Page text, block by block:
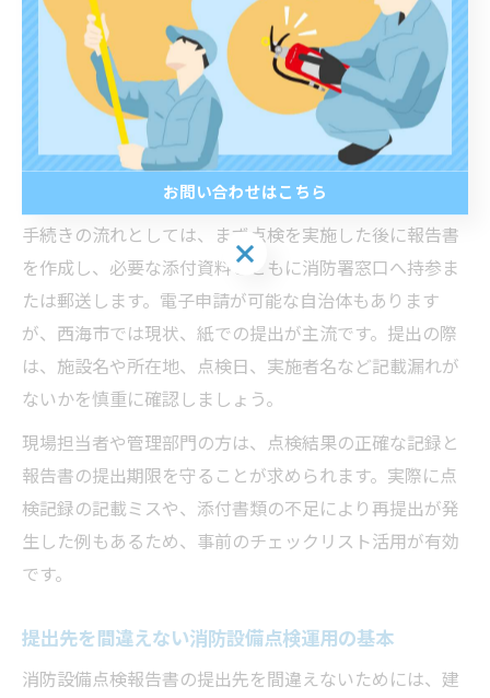
消防設備点検報告書の提出先と手続き手順
消防設備点検報告書の提出先は、建物が所在する市町村
の消防本部や消防署が基本となります。長崎県西海市の
場合も、西海市消防本部が主な提出先です。提出先を誤
ると、法令違反や再提出の手間が生じるため、事前の確
手続きの流れとしては、まず点検を実施した後に報告書
を作成し、必要な添付資料とともに消防署窓口へ持参ま
たは郵送します。電子申請が可能な自治体もあります
が、西海市では現状、紙での提出が主流です。提出の際
は、施設名や所在地、点検日、実施者名など記載漏れが
ないかを慎重に確認しましょう。
現場担当者や管理部門の方は、点検結果の正確な記録と
報告書の提出期限を守ることが求められます。実際に点
検記録の記載ミスや、添付書類の不足により再提出が発
生した例もあるため、事前のチェックリスト活用が有効
です。
提出先を間違えない消防設備点検運用の基本
消防設備点検報告書の提出先を間違えないためには、建
お問い合わせはこちら
お問い合わせはこちら